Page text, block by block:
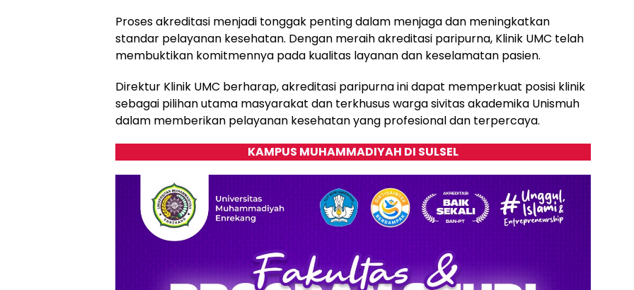
Proses akreditasi menjadi tonggak penting dalam menjaga dan meningkatkan
standar pelayanan kesehatan. Dengan meraih akreditasi paripurna, Klinik UMC telah
membuktikan komitmennya pada kualitas layanan dan keselamatan pasien.
Direktur Klinik UMC berharap, akreditasi paripurna ini dapat memperkuat posisi klinik
sebagai pilihan utama masyarakat dan terkhusus warga sivitas akademika Unismuh
dalam memberikan pelayanan kesehatan yang profesional dan terpercaya.
KAMPUS MUHAMMADIYAH DI SULSEL